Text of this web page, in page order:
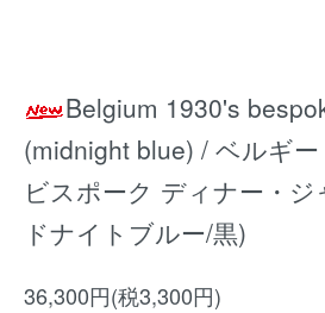
Belgium 1930's
(midnight blue) / ベルギ
ビスポーク ディナー・
ドナイトブルー/黒)
36,300円(税3,300円)